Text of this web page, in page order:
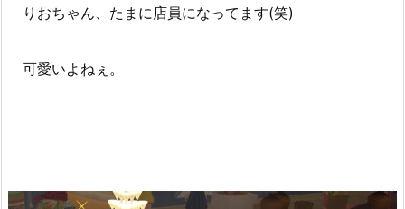
りおちゃん、たまに店員になってます(笑)
可愛いよねぇ。